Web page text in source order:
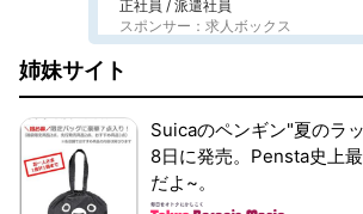
正社員 / 派遣社員
スポンサー：求人ボックス
姉妹サイト
Suicaのペンギン"夏のラ
8日に発売。Pensta史上
だよ~。